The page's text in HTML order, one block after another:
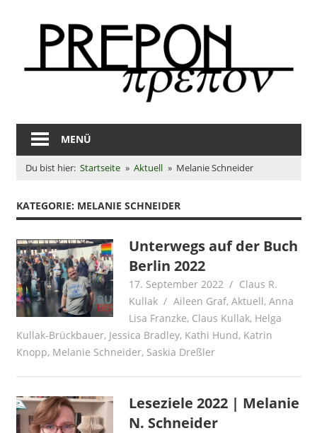
für
#MehrUnfug
MENÜ
Du bist hier: Startseite Aktuell Melanie Schneider
KATEGORIE: MELANIE SCHNEIDER
Unterwegs auf der Buch
Berlin 2022
17. September 2022
Claus R.
Kullak
Aileen Graf, Aktuell, Anna
Lisa Franzke, Claus Kullak, Helga
Kullak-Brückbauer, Jessica Bradley, Kathi Hund, Katrin
Knopp, Melanie Schneider, Saskia Dreßler
Leseziele 2022 | Melanie
N. Schneider